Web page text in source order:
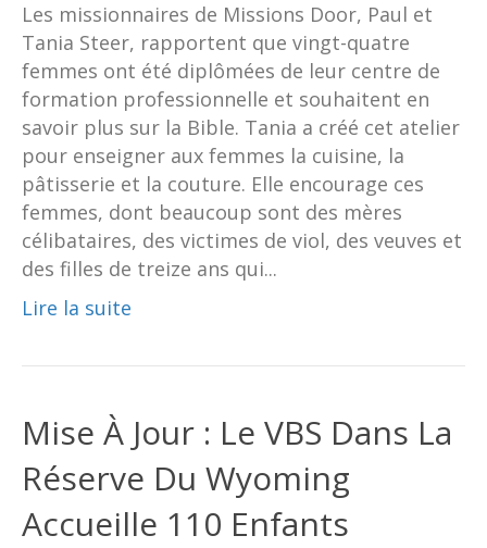
Les missionnaires de Missions Door, Paul et
Tania Steer, rapportent que vingt-quatre
femmes ont été diplômées de leur centre de
formation professionnelle et souhaitent en
savoir plus sur la Bible. Tania a créé cet atelier
pour enseigner aux femmes la cuisine, la
pâtisserie et la couture. Elle encourage ces
femmes, dont beaucoup sont des mères
célibataires, des victimes de viol, des veuves et
des filles de treize ans qui...
Lire la suite
Mise À Jour : Le VBS Dans La
Réserve Du Wyoming
Accueille 110 Enfants